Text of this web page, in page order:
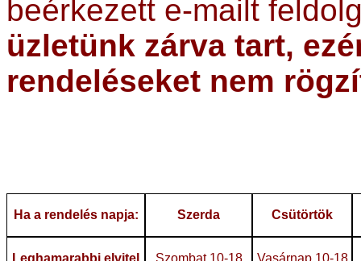
beérkezett e-mailt
üzletünk zárva tart,
rendeléseket nem
Ha a rendelés napja: Szerda Csütörtök
Leghamarabbi elvitel Szombat 10-18 Vasárnap 10-18